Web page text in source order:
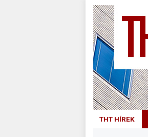
THT HÍREK